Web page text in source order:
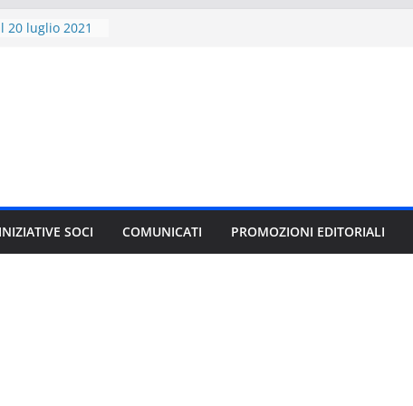
20 luglio 2021
20 anni
per
2021
E GLI
il nuovo
Rowling in
INIZIATIVE SOCI COMUNICATI PROMOZIONI EDITORIALI